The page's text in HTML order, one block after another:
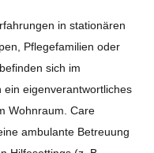
in stationären
Pflegefamilien oder
sich im
eigenverantwortliches
Wohnraum. Care
ambulante Betreuung